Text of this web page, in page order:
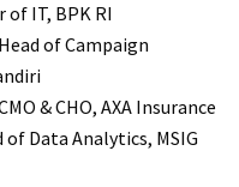
of IT, BPK RI
of Campaign
& CHO, AXA Insurance
of Data Analytics, MSIG